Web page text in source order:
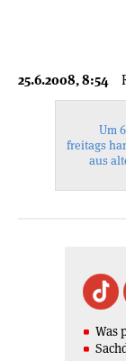
25.6.2008, 8:54
Um
freitags
aus
Was